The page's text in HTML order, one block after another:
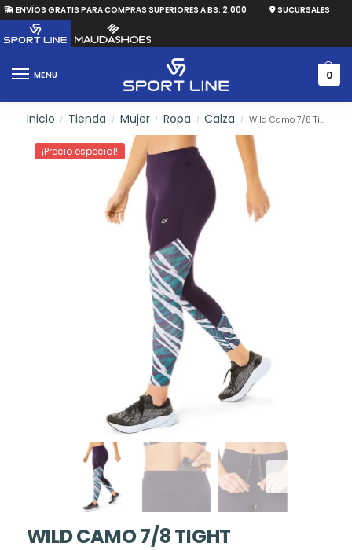
ENVÍOS GRATIS PARA COMPRAS SUPERIORES A BS. 2.000 | SUCURSALES
MENU 0
Inicio / Tienda / Mujer / Ropa / Calza / Wild Camo 7/8 Tight
¡Precio especial!
WILD CAMO 7/8 TIGHT